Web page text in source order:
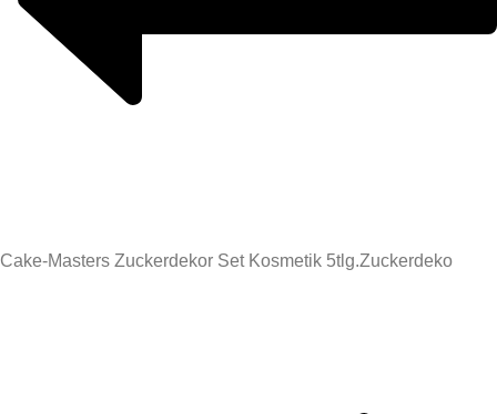
Cake-Masters Zuckerdekor Set Kosmetik 5tlg.Zuckerdeko